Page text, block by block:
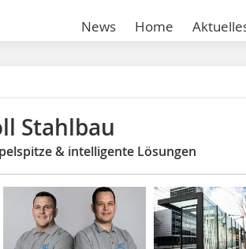
News Home
Stahlbau
& intelligente Lösungen